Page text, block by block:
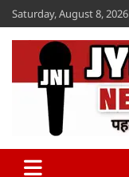
Skip
to
content
Saturday, August 8, 2026
Jyotikan